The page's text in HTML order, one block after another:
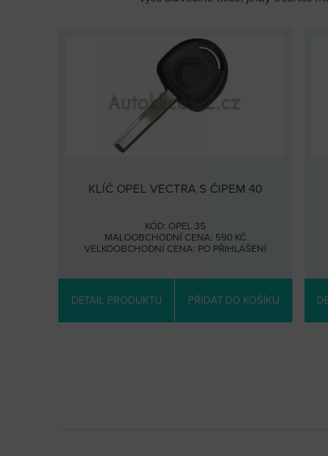
KLÍČ OPEL VECTRA S ČIPEM 40
KÓD: OPEL 35
MALOOBCHODNÍ CENA: 590 KČ
VELKOOBCHODNÍ CENA: PO PŘIHLÁŠENÍ
DETAIL PRODUKTU PŘIDAT DO KOŠÍKU